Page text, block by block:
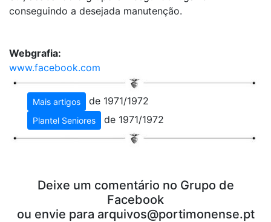
conseguindo a desejada manutenção.
Webgrafia:
www.facebook.com
Mais artigos de 1971/1972
Plantel Seniores de 1971/1972
Deixe um comentário no Grupo de
Facebook
ou envie para arquivos@portimonense.pt